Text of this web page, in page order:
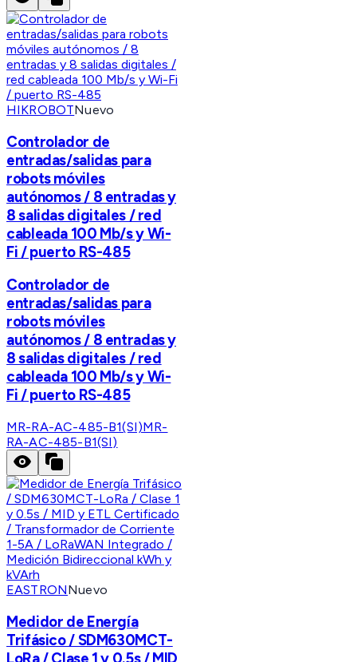
HIKROBOTNuevo
Controlador de
entradas/salidas para
robots móviles
autónomos / 8 entradas y
8 salidas digitales / red
cableada 100 Mb/s y Wi-
Fi / puerto RS-485
Controlador de
entradas/salidas para
robots móviles
autónomos / 8 entradas y
8 salidas digitales / red
cableada 100 Mb/s y Wi-
Fi / puerto RS-485
MR-RA-AC-485-B1(SI)MR-
RA-AC-485-B1(SI)
EASTRONNuevo
Medidor de Energía
Trifásico / SDM630MCT-
LoRa / Clase 1 y 0.5s / MID